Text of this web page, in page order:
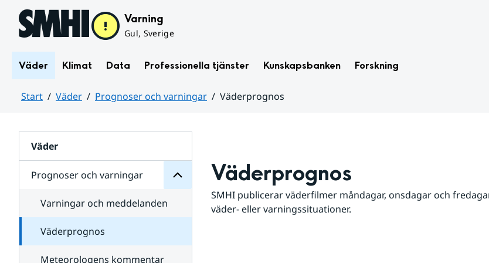
Hoppa till sidans innehåll Varning
Gul, Sverige
Väder Klimat Data Professionella tjänster Kunskapsbanken Forskning
Start Väder Prognoser och varningar
Väderprognos
Väder
Prognoser och varningar
för
varningar
Varningar och meddelanden
Väderprognos
Meteorologens kommentar
Väderprognos
SMHI publicerar väderfilmer måndagar, onsdagar och
väder- eller varningssituationer.